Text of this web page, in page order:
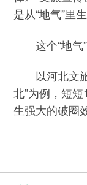
是从“地气”里
这个“地气”
以河北文旅
北”为例，短
生强大的破圈
根本在于对
架子，紧贴现